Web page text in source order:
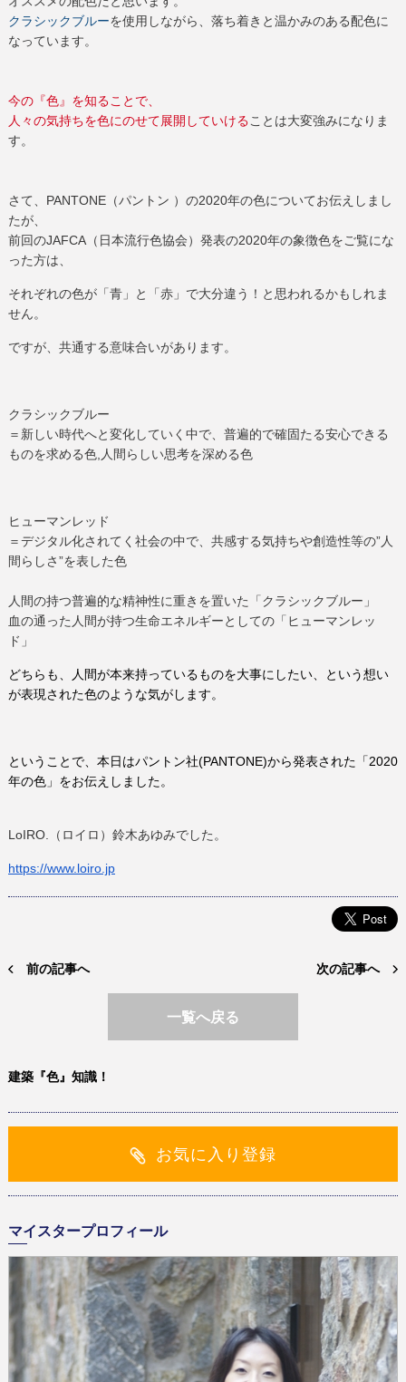
クラシックブルーを使用しながら、 落ち着きと温かみのある配色に
なっています。
今の『色』を知ることで、
人々の気持ちを色にのせて展開していけることは大変強みになりま
す。
さて、PANTONE（パントン ）の2020年の色についてお伝えしまし
たが、
前回のJAFCA（日本流行色協会）発表の2020年の象徴色をご覧にな
った方は、
それぞれの色が「青」と「赤」で大分違う！と思われるかもしれま
せん。
ですが、共通する意味合いがあります。
クラシックブルー
＝新しい時代へと変化していく中で、 普遍的で確固たる安心できる
ものを求める色,人間らしい思考を深める色
ヒューマンレッド
＝デジタル化されてく社会の中で、共感する気持ちや創造性等の”人
間らしさ”を表した色
人間の持つ普遍的な精神性に重きを置いた「クラシックブルー」
血の通った人間が持つ生命エネルギーとしての「ヒューマンレッ
ド」
どちらも、人間が本来持っているものを大事にしたい、という想い
が表現された色のような気がします。
ということで、本日はパントン社(PANTONE)から発表された「2020
年の色」をお伝えしました。
LoIRO .（ロイロ）鈴木あゆみでした。
https://www. loiro .jp
前の記事へ 次の記事へ
一覧へ戻る
建築『色』知識！
お気に入り登録
マイスタープロフィール